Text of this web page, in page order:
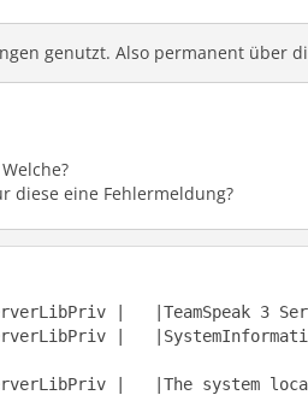
genutzt. Also permanent über
diese eine Fehlermeldung?
|
|ServerLibPriv |   |The system